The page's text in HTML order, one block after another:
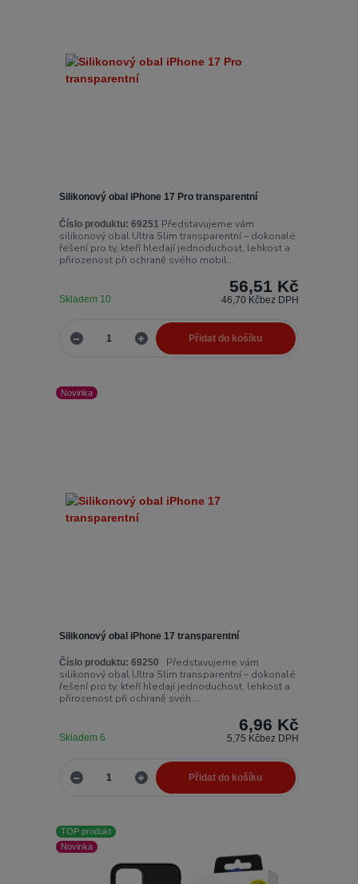
Silikonový obal iPhone 17 Pro transparentní
Číslo produktu: 69251Představujeme vám
silikonový obal Ultra Slim transparentní – dokonalé
řešení pro ty, kteří hledají jednoduchost, lehkost a
přirozenost při ochraně svého mobil...
56,51 Kč
46,70 Kčbez DPH
Skladem 10
Přidat do košíku
Novinka
Silikonový obal iPhone 17 transparentní
Číslo produktu: 69250
Představujeme vám
silikonový obal Ultra Slim transparentní – dokonalé
řešení pro ty, kteří hledají jednoduchost, lehkost a
přirozenost při ochraně svéh...
6,96 Kč
5,75 Kčbez DPH
Skladem 6
Přidat do košíku
TOP produkt
Novinka